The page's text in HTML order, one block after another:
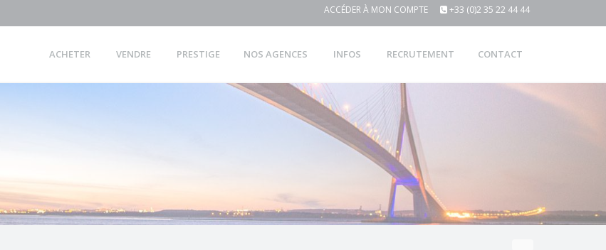
ACCÉDER À MON COMPTE +33 (0)2 35 22 44 44
ACHETER VENDRE PRESTIGE NOS AGENCES INFOS RECRUTEMENT CONTACT